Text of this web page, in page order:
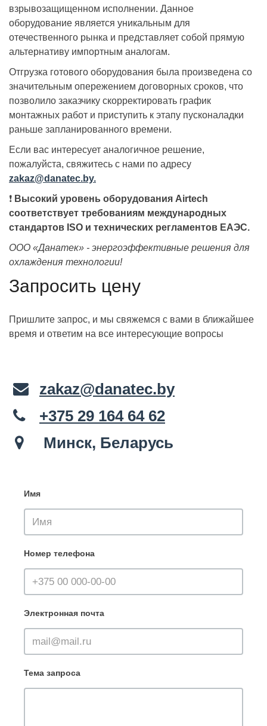
взрывозащищенном исполнении. Данное
оборудование является уникальным для
отечественного рынка и представляет собой прямую
альтернативу импортным аналогам.
Отгрузка готового оборудования была произведена со
значительным опережением договорных сроков, что
позволило заказчику скорректировать график
монтажных работ и приступить к этапу пусконаладки
раньше запланированного времени.
Если вас интересует аналогичное решение,
пожалуйста, свяжитесь с нами по адресу
zakaz@danatec.by.
❗ Высокий уровень оборудования Airtech
соответствует требованиям международных
стандартов ISO и технических регламентов ЕАЭС.
ООО «Данатек» - энергоэффективные решения для
охлаждения технологии!
Запросить цену
Пришлите запрос, и мы свяжемся с вами в ближайшее
время и ответим на все интересующие вопросы
zakaz@danatec.by
+375 29 164 64 62
Минск, Беларусь
Имя
Номер телефона
Электронная почта
Тема запроса